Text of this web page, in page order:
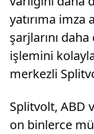
yatırıma imza
şarjlarını
işlemini
merkezli
Splitvolt, ABD
on binlerce